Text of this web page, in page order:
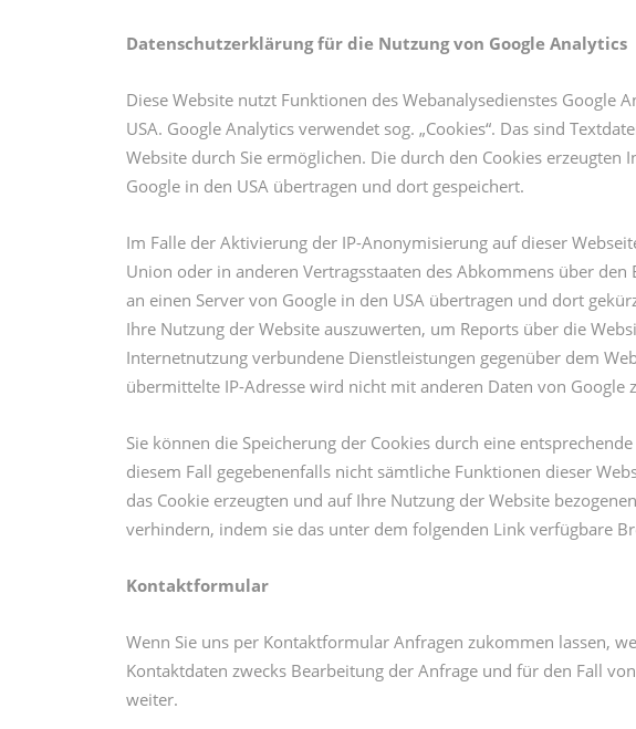
Datenschutzerklärung für die Nutzung von Google Analytics
Diese Website nutzt Funktionen des Webanalysedienstes
USA. Google Analytics verwendet sog. „Cookies“. Das sind
Website durch Sie ermöglichen. Die durch den Cookies
Google in den USA übertragen und dort gespeichert.
Im Falle der Aktivierung der IP-Anonymisierung auf dieser
Union oder in anderen Vertragsstaaten des Abkommens über
an einen Server von Google in den USA übertragen und dort
Ihre Nutzung der Website auszuwerten, um Reports über die
Internetnutzung verbundene Dienstleistungen gegenüber dem
übermittelte IP-Adresse wird nicht mit anderen Daten von Google
Sie können die Speicherung der Cookies durch eine
diesem Fall gegebenenfalls nicht sämtliche Funktionen dieser
das Cookie erzeugten und auf Ihre Nutzung der Website
verhindern, indem sie das unter dem folgenden Link verfügbare
Kontaktformular
Wenn Sie uns per Kontaktformular Anfragen zukommen lassen,
Kontaktdaten zwecks Bearbeitung der Anfrage und für den Fall
weiter.